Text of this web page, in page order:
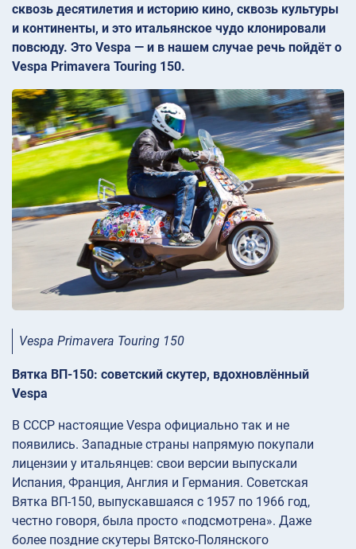
сквозь десятилетия и историю кино, сквозь культуры
и континенты, и это итальянское чудо клонировали
повсюду. Это Vespa — и в нашем случае речь пойдёт о
Vespa Primavera Touring 150.
Vespa Primavera Touring 150
Вятка ВП-150: советский скутер, вдохновлённый
Vespa
В СССР настоящие Vespa официально так и не
появились. Западные страны напрямую покупали
лицензии у итальянцев: свои версии выпускали
Испания, Франция, Англия и Германия. Советская
Вятка ВП-150, выпускавшаяся с 1957 по 1966 год,
честно говоря, была просто «подсмотрена». Даже
более поздние скутеры Вятско-Полянского